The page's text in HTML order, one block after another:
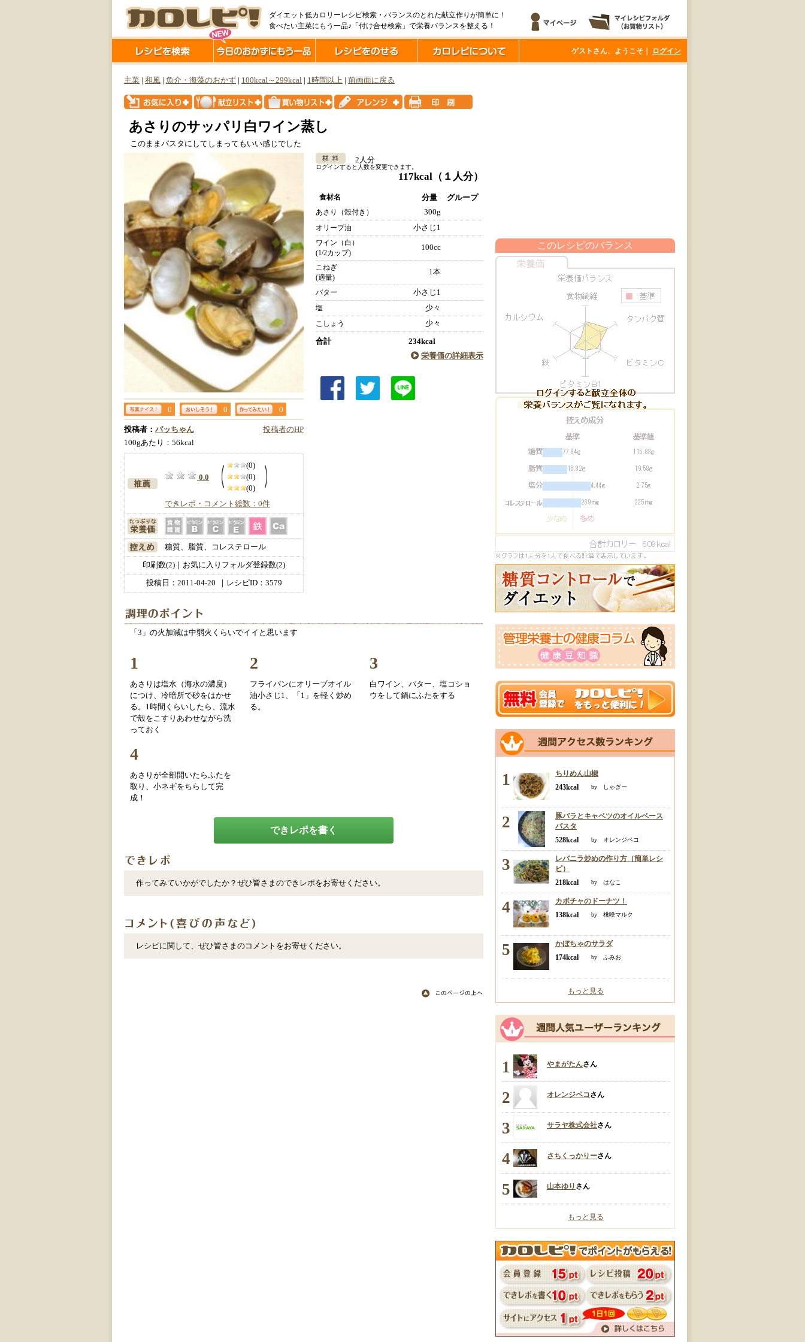
ダイエット低カロリーレシピ検索・バランスのとれた献立作りが簡単に！
食べたい主菜にもう一品♪「付け合せ検索」で栄養バランスを整える！
ゲストさん、ようこそ｜ ログイン
主菜 和風 魚介・海藻のおかず 100kcal～299kcal 1時間以上 前画面に戻る
あさりのサッパリ白ワイン蒸し
このままパスタにしてしまってもいい感じでした
0 0 0
投稿者のHP
投稿者： パッちゃん
100gあたり：56kcal
0.0
(0)
(0)
(0)
できレポ・コメント総数：0件
糖質、脂質、コレステロール
印刷数(2)｜お気に入りフォルダ登録数(2)
投稿日： 2011-04-20 ｜レシピID：3579
2人分
ログインすると人数を変更できます。
117kcal （１人分）
食材名 分量 グループ
あさり（殻付き） 300g
オリーブ油 小さじ1
ワイン（白）
(1/2カップ)
100cc
こねぎ
(適量)
1本
バター 小さじ1
塩 少々
こしょう 少々
合計
234kcal
栄養価の詳細表示
「3」の火加減は中弱火くらいでイイと思います
1
あさりは塩水（海水の濃度）
につけ、冷暗所で砂をはかせ
る。1時間くらいしたら、流水
で殻をこすりあわせながら洗
っておく
2
フライパンにオリーブオイル
油小さじ1、「1」を軽く炒め
る。
3
白ワイン、バター、塩コショ
ウをして鍋にふたをする
4
あさりが全部開いたらふたを
取り、小ネギをちらして完
成！
できレポを書く
作ってみていかがでしたか？ぜひ皆さまのできレポをお寄せください。
レシピに関して、ぜひ皆さまのコメントをお寄せください。
このレシピのバランス
1
ちりめん山椒
243kcal
by しゃぎー
2
豚バラとキャベツのオイルベース
パスタ
528kcal
by オレンジペコ
3
レバニラ炒めの作り方（簡単レシ
ピ）
218kcal
by はなこ
4
カボチャのドーナツ！
138kcal
by 桃咲マルク
5
かぼちゃのサラダ
174kcal
by ふみお
もっと見る
1 やまがたんさん
2 オレンジペコさん
3 サラヤ株式会社さん
4 さちくっかりーさん
5 山本ゆり さん
もっと見る